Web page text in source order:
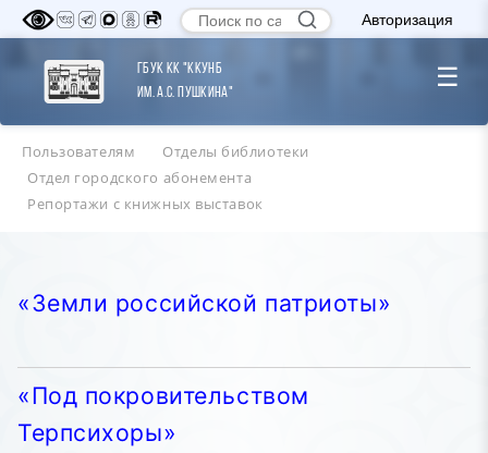
Авторизация
ГБУК КК "ККУНБ
им. А.С. Пушкина"
☰
Пользователям
Отделы библиотеки
Отдел городского абонемента
Репортажи с книжных выставок
«Земли российской патриоты»
«Под покровительством
Терпсихоры»